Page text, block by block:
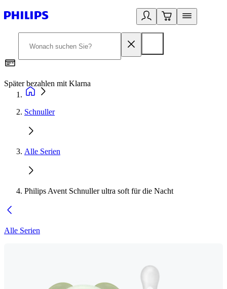
Später bezahlen mit Klarna
Schnuller
Alle Serien
Philips Avent Schnuller ultra soft für die Nacht
Alle Serien